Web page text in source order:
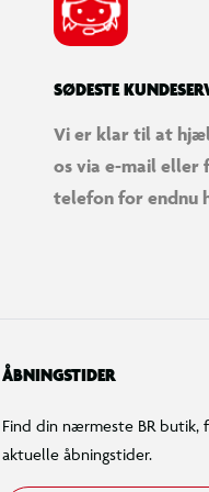
SØDESTE
Vi er klar til at
os via e-mail eller
telefon for endnu
ÅBNINGSTIDER
Find din nærmeste BR butik,
aktuelle åbningstider.